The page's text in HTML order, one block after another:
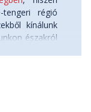
csodálhatjuk
öntözött, zöld
hegyeket, és
tudjuk, miért
istenek tüzéből
régió
kínálunk
északról
egy 5